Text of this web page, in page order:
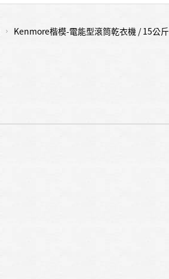
Kenmore楷模-電能型滾筒乾衣機 / 15公斤